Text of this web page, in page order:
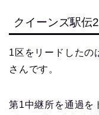
クイーンズ駅
1区をリードしたの
さんです。
第1中継所を通過を